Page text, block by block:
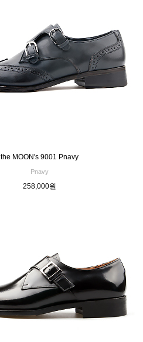
the MOON's 9001 Pnavy
Pnavy
258,000원